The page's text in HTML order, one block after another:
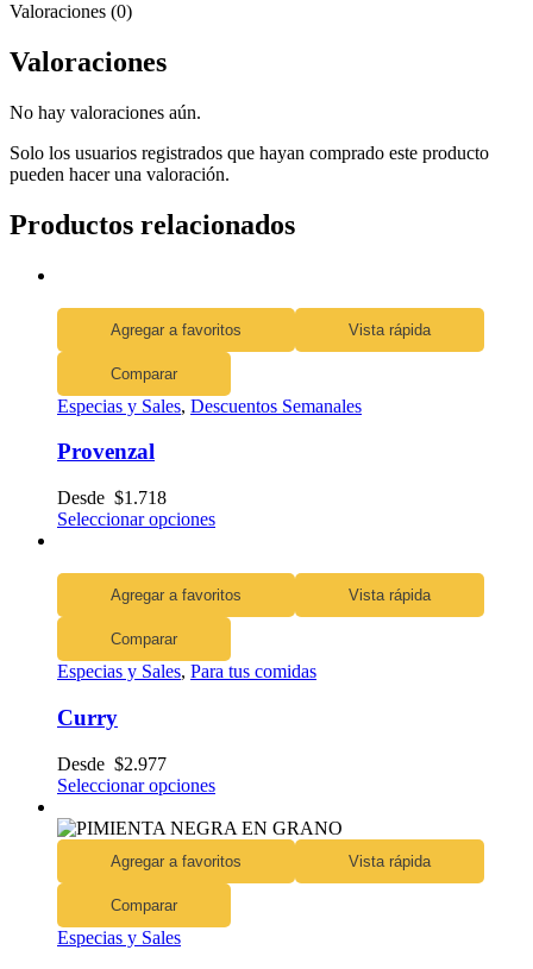
Valoraciones (0)
Valoraciones
No hay valoraciones aún.
Solo los usuarios registrados que hayan comprado este producto
pueden hacer una valoración.
Productos relacionados
Agregar a favoritos Vista rápida
Comparar
Especias y Sales, Descuentos Semanales
Provenzal
Desde $1.718
Seleccionar opciones
Agregar a favoritos Vista rápida
Comparar
Especias y Sales, Para tus comidas
Curry
Desde $2.977
Seleccionar opciones
Agregar a favoritos Vista rápida
Comparar
Especias y Sales